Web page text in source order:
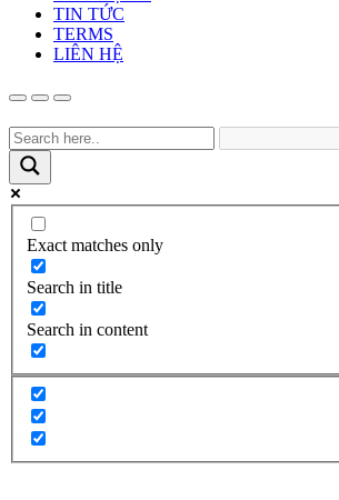
TIN TỨC
TERMS
LIÊN HỆ
Exact matches only
Search in title
Search in content